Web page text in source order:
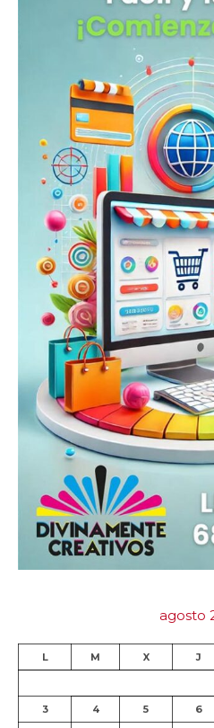
agosto
L M X J
3 4 5 6